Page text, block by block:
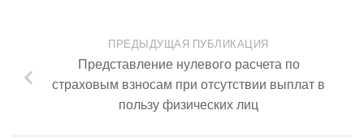
ПРЕДЫДУЩАЯ ПУБЛИКАЦИЯ
Представление нулевого расчета по
страховым взносам при отсутствии выплат в
пользу физических лиц